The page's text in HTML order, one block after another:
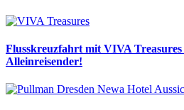
Flusskreuzfahrt mit VIVA Treasures
Alleinreisender!